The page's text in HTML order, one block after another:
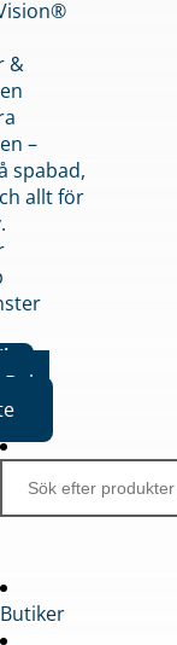
&
–
spabad,
allt för
Boka
Butiker